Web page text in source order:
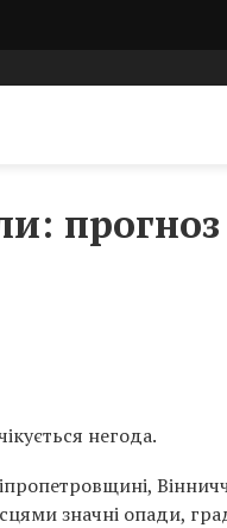
негода.
значні опади,